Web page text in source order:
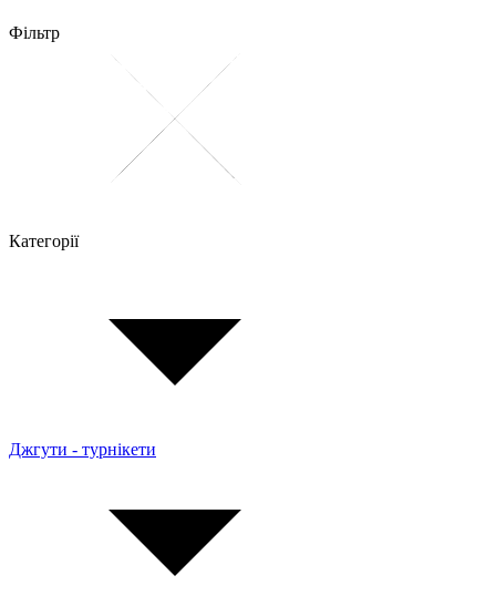
Фільтр
Категорії
Джгути - турнікети